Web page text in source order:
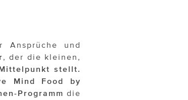
Ansprüche und
, der die kleinen,
stellt.
Mind Food by
Programm die